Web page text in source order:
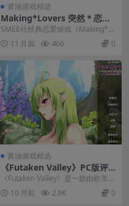
黄油游戏精选
Making*Lovers 突然＊恋人
PC高清重制版发布 FD12后日
SMEE社经典恋爱游戏《Making*L
overs 突然＊恋人》现已正式推出P
C... 11 月前 466 0
黄油游戏精选
《Futaken Valley》PC版评
测：0.040版本重磅更新 动态
骨骼+中文语音实装
《Futaken Valley》是一款由欧美独
立工作室开发的横版动作游戏，凭
借仅...10 月前 2.9K 0